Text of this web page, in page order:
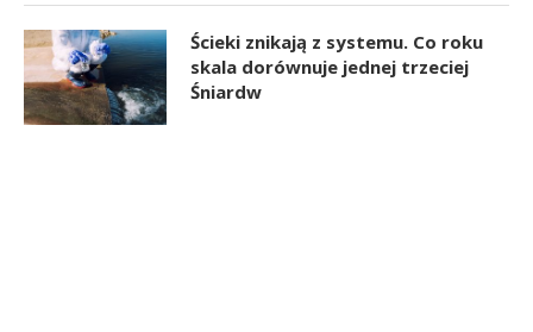
Ścieki znikają z systemu. Co roku
skala dorównuje jednej trzeciej
Śniardw